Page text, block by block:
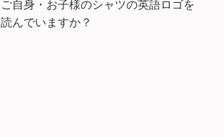
ご自身・お子様のシャツの英語ロゴを
読んでいますか？